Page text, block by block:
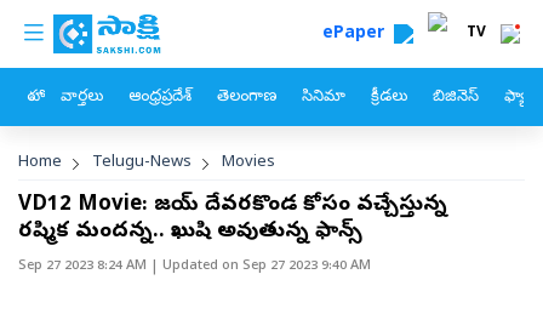
Skip to main content
custom menu ePaper TV
హోం వార్తలు ఆంధ్రప్రదేశ్ తెలంగాణ సినిమా క్రీడలు బిజినెస్
Breadcrumb
Home Telugu-News Movies
VD12 Movie: విజయ్‌ దేవరకొండ కోసం వచ్చేస్తున్న
రష్మిక మందన్న.. ఖుషి అవుతున్న ఫాన్స్‌
Sep 27 2023 8:24 AM | Updated on Sep 27 2023 9:40 AM